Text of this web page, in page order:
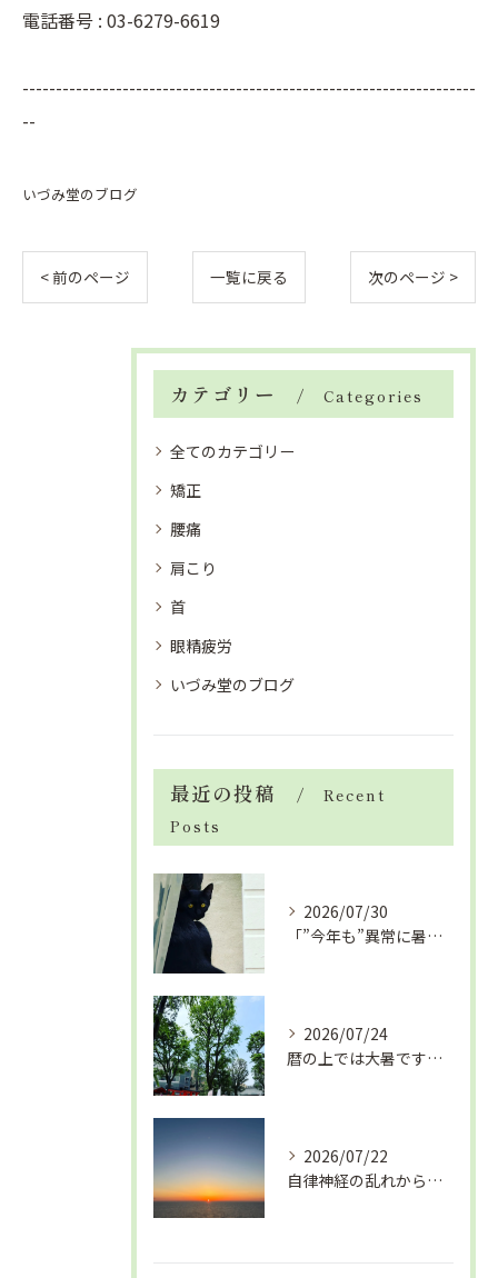
電話番号 : 03-6279-6619
--------------------------------------------------------------------
--
いづみ堂のブログ
< 前のページ 一覧に戻る 次のページ >
カテゴリー Categories
全てのカテゴリー
矯正
腰痛
肩こり
首
眼精疲労
いづみ堂のブログ
最近の投稿
Recent
Posts
2026/07/30
「”今年も”異常に暑い夏」酷暑+冷房＝夏風邪、腰痛、ひざの痛...
2026/07/24
暦の上では大暑です！腰痛や肩こりから来る頭痛
2026/07/22
自律神経の乱れから生活習慣病、血液循環の滞り